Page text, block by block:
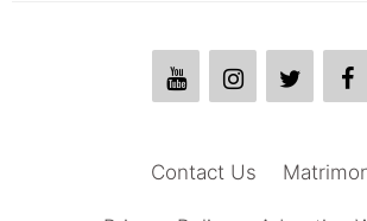
Contact Us